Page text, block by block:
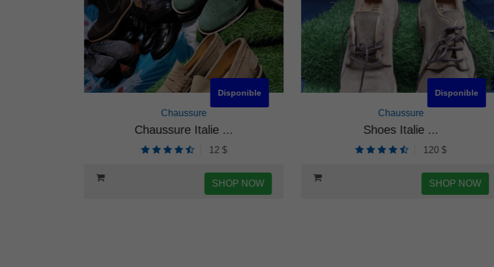
Disponible
Chaussure
Chaussure Italie ...
12 $
SHOP NOW
Disponible
Chaussure
Shoes Italie ...
120 $
SHOP NOW